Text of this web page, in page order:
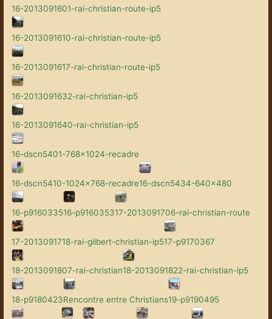
16-2013091601-rai-christian-route-ip5
16-2013091610-rai-christian-route-ip5
16-2013091617-rai-christian-route-ip5
16-2013091632-rai-christian-ip5
16-2013091640-rai-christian-ip5
16-dscn5401-768x1024-recadre
16-dscn5410-1024x768-recadre16-dscn5434-640x480
16-p916033516-p916035317-2013091706-rai-christian-route
17-2013091718-rai-gilbert-christian-ip517-p9170367
18-2013091807-rai-christian18-2013091822-rai-christian-ip5
18-p9180423Rencontre entre Christians19-p9190495